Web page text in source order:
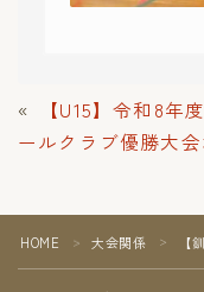
«
【U15】令和8年
ールクラブ優勝大
HOME ＞ 大会関係 ＞ 【